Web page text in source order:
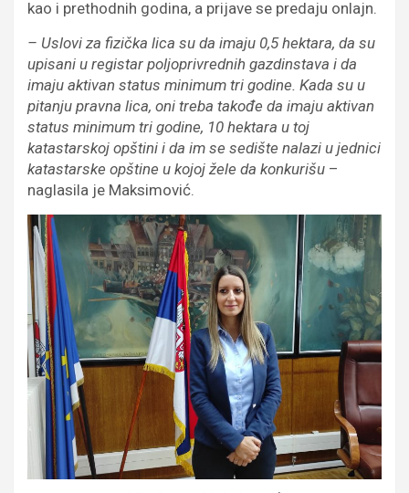
kao i prethodnih godina, a prijave se predaju onlajn.
– Uslovi za fizička lica su da imaju 0,5 hektara, da su
upisani u registar poljoprivrednih gazdinstava i da
imaju aktivan status minimum tri godine. Kada su u
pitanju pravna lica, oni treba takođe da imaju aktivan
status minimum tri godine, 10 hektara u toj
katastarskoj opštini i da im se sedište nalazi u jednici
katastarske opštine u kojoj žele da konkurišu –
naglasila je Maksimović.